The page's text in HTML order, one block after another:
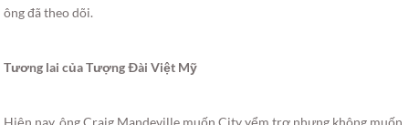
ông đã theo dõi.
Tương lai của Tượng Ðài Việt Mỹ
Hiện nay, ông Craig Mandeville muốn City yểm trợ nhưng không muốn